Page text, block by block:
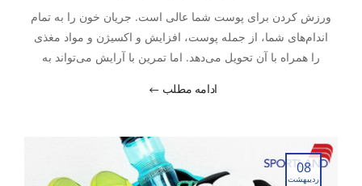
ورزش کردن برای پوست شما عالی است. جریان خون را به تمام
اندام‌های شما، از جمله پوست، افزایش و اکسیژن و مواد مغذی
را همراه با آن تحویل می‌دهد. اما تمرین با آرایش می‌تواند به
ادامه مطلب
08
اردیبهشت